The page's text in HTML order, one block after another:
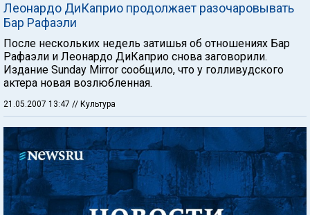
Леонардо ДиКаприо продолжает разочаровывать
Бар Рафаэли
После нескольких недель затишья об отношениях Бар
Рафаэли и Леонардо ДиКаприо снова заговорили.
Издание Sunday Mirror сообщило, что у голливудского
актера новая возлюбленная.
21.05.2007 13:47 // Культура